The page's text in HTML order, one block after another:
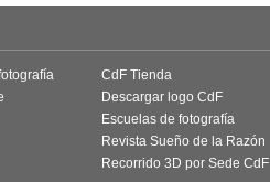
CdF Tienda
Descargar logo CdF
Escuelas de fotografía
Revista Sueño de la Razón
Recorrido 3D por Sede CdF